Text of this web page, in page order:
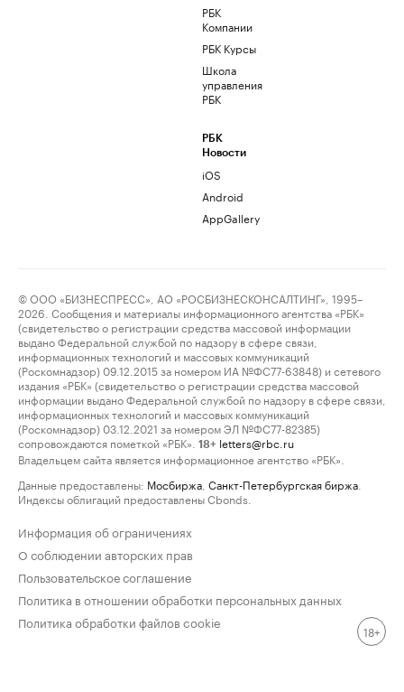
РБК
Компании
РБК Курсы
Школа
управления
РБК
РБК
Новости
iOS
Android
AppGallery
© ООО «БИЗНЕСПРЕСС», АО «РОСБИЗНЕСКОНСАЛТИНГ», 1995–
2026. Сообщения и материалы информационного агентства «РБК»
(свидетельство о регистрации средства массовой информации
выдано Федеральной службой по надзору в сфере связи,
информационных технологий и массовых коммуникаций
(Роскомнадзор) 09.12.2015 за номером ИА №ФС77-63848) и сетевого
издания «РБК» (свидетельство о регистрации средства массовой
информации выдано Федеральной службой по надзору в сфере связи,
информационных технологий и массовых коммуникаций
(Роскомнадзор) 03.12.2021 за номером ЭЛ №ФС77-82385)
сопровождаются пометкой «РБК».
18+ letters@rbc.ru
Владельцем сайта является информационное агентство «РБК».
Данные предоставлены: Мосбиржа Санкт-Петербургская биржа
Индексы облигаций предоставлены Cbonds.
Информация об ограничениях
О соблюдении авторских прав
Пользовательское соглашение
Политика в отношении обработки персональных данных
Политика обработки файлов cookie
18+